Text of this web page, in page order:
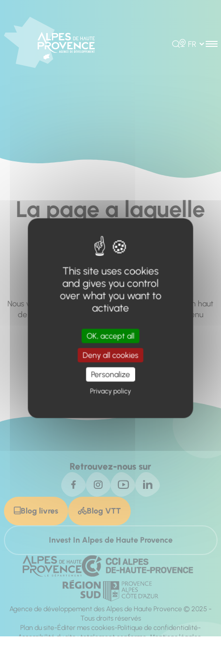
Rechercher
Choisir la
La page a laquelle
vous cherchez à
accéder n'existe
pas... ou plus.
Nous vous invitons à utiliser le moteur de recherche en haut
de page, ou à utiliser le menu pour trouver le contenu
Retour à l'accueil
Retrouvez-nous sur
Blog livres Blog VTT
Invest In Alpes de Haute Provence
Agence de développement des Alpes de Haute Provence © 2025 -
Tous droits réservés
Plan du site Éditer mes cookies Politique de confidentialité
Accessibilité du site : totalement conforme Mentions légales
This site uses cookies
and gives you control
over what you want to
activate
OK, accept all
Deny all cookies
Personalize
Privacy policy